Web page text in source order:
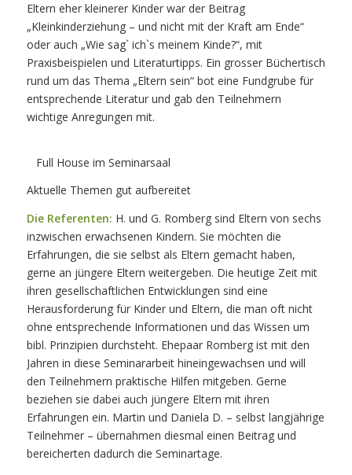
Eltern eher kleinerer Kinder war der Beitrag
„Kleinkinderziehung – und nicht mit der Kraft am Ende“
oder auch „Wie sag` ich`s meinem Kinde?“, mit
Praxisbeispielen und Literaturtipps. Ein grosser Büchertisch
rund um das Thema „Eltern sein“ bot eine Fundgrube für
entsprechende Literatur und gab den Teilnehmern
wichtige Anregungen mit.
Full House im Seminarsaal
Aktuelle Themen gut aufbereitet
Die Referenten: H. und G. Romberg sind Eltern von sechs
inzwischen erwachsenen Kindern. Sie möchten die
Erfahrungen, die sie selbst als Eltern gemacht haben,
gerne an jüngere Eltern weitergeben. Die heutige Zeit mit
ihren gesellschaftlichen Entwicklungen sind eine
Herausforderung für Kinder und Eltern, die man oft nicht
ohne entsprechende Informationen und das Wissen um
bibl. Prinzipien durchsteht. Ehepaar Romberg ist mit den
Jahren in diese Seminararbeit hineingewachsen und will
den Teilnehmern praktische Hilfen mitgeben. Gerne
beziehen sie dabei auch jüngere Eltern mit ihren
Erfahrungen ein. Martin und Daniela D. – selbst langjährige
Teilnehmer – übernahmen diesmal einen Beitrag und
bereicherten dadurch die Seminartage.